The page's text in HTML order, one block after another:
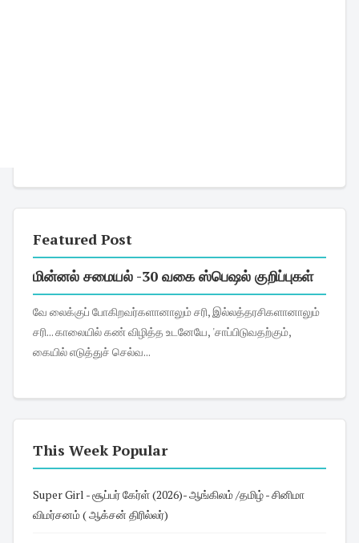
Featured Post
மின்னல் சமையல் -30 வகை ஸ்பெஷல் குறிப்புகள்
வே லைக்குப் போகிறவர்களானாலும் சரி, இல்லத்தரசிகளானாலும்
சரி... காலையில் கண் விழித்த உடனேயே, 'சாப்பிடுவதற்கும்,
கையில் எடுத்துச் செல்வ...
This Week Popular
Super Girl - சூப்பர் கேர்ள் (2026)- ஆங்கிலம் /தமிழ் - சினிமா
விமர்சனம் ( ஆக்சன் திரில்லர்)